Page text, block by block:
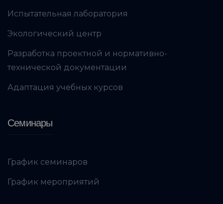
Испытательная лаборатория
Экологический центр
Разработка проектной и нормативно-
технической документации
Адаптация учебных курсов
Семинары
График семинаров
График мероприятий